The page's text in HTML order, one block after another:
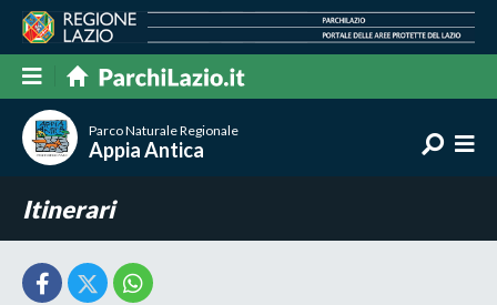
Parco Naturale Regionale
Appia Antica
Itinerari